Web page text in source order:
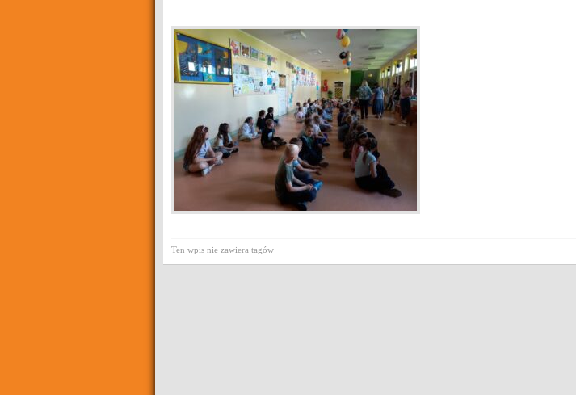
Ten wpis nie zawiera tagów